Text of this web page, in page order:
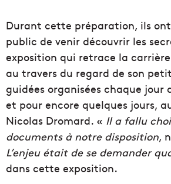
Durant cette préparation, ils
public de venir découvrir les
exposition qui retrace la
au travers du regard de son
guidées organisées chaque jour
et pour encore quelques jours,
Nicolas Dromard. « Il a fallu
documents à notre disposition,
L’enjeu était de se demander
dans cette exposition.